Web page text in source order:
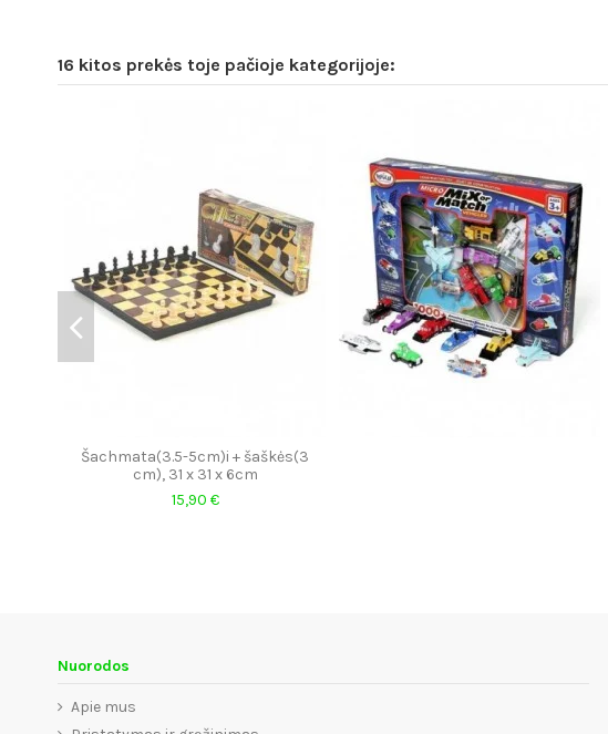
16 kitos prekės toje pačioje kategorijoje:
Šachmata(3.5-5cm)i + šaškės(3
cm), 31 x 31 x 6cm
15,90 €
Nuorodos
Apie mus